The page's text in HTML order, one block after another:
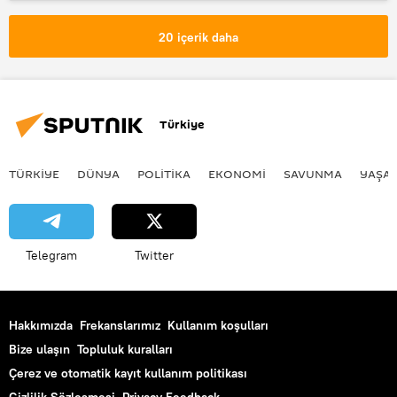
Helal Akreditasyon Kurumu (HAK)
TL
20 içerik daha
Türkiye
TÜRKIYE DÜNYA POLİTİKA EKONOMİ SAVUNMA
Telegram Twitter
Hakkımızda Frekanslarımız Kullanım koşulları
Bize ulaşın Topluluk kuralları
Çerez ve otomatik kayıt kullanım politikası